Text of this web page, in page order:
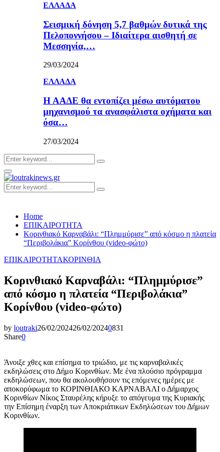
ΕΛΛΑΔΑ
Σεισμική δόνηση 5,7 βαθμών δυτικά της
Πελοποννήσου – Ιδιαίτερα αισθητή σε
Μεσσηνία,…
29/03/2024
ΕΛΛΑΔΑ
Η ΑΑΔΕ θα εντοπίζει μέσω αυτόματου
μηχανισμού τα ανασφάλιστα οχήματα και
όσα…
27/03/2024
Search
for:
Search
Primary
Menu
Search
for:
Search
Home
ΕΠΙΚΑΙΡΟΤΗΤΑ
Κορινθιακό Καρναβάλι: “Πλημμύρισε” από κόσμο η πλατεία
“Περιβολάκια” Κορίνθου (video-φώτο)
ΕΠΙΚΑΙΡΟΤΗΤΑΚΟΡΙΝΘΙΑ
Κορινθιακό Καρναβάλι: “Πλημμύρισε”
από κόσμο η πλατεία “Περιβολάκια”
Κορίνθου (video-φώτο)
by loutraki26/02/202426/02/20240831
Share0
Άνοιξε χθες και επίσημα το τριώδιο, με τις καρναβαλικές
εκδηλώσεις στο Δήμο Κορινθίων. Με ένα πλούσιο πρόγραμμα
εκδηλώσεων, που θα ακολουθήσουν τις επόμενες ημέρες με
αποκορύφωμα το ΚΟΡΙΝΘΙΑΚΟ ΚΑΡΝΑΒΑΛΙ ο Δήμαρχος
Κορινθίων Νίκος Σταυρέλης κήρυξε το απόγευμα της Κυριακής
την Επίσημη έναρξη των Αποκριάτικων Εκδηλώσεων του Δήμων
Κορινθίων.